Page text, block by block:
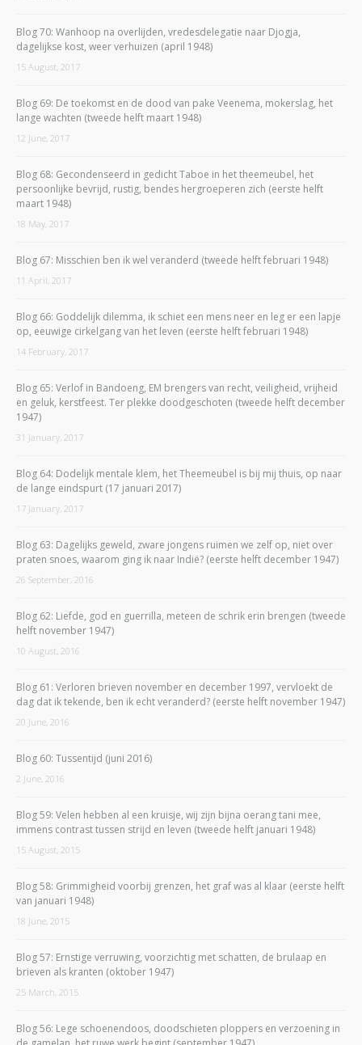
Blog 70: Wanhoop na overlijden, vredesdelegatie naar Djogja,
dagelijkse kost, weer verhuizen (april 1948)
15 August, 2017
Blog 69: De toekomst en de dood van pake Veenema, mokerslag, het
lange wachten (tweede helft maart 1948)
12 June, 2017
Blog 68: Gecondenseerd in gedicht Taboe in het theemeubel, het
persoonlijke bevrijd, rustig, bendes hergroeperen zich (eerste helft
maart 1948)
18 May, 2017
Blog 67: Misschien ben ik wel veranderd (tweede helft februari 1948)
11 April, 2017
Blog 66: Goddelijk dilemma, ik schiet een mens neer en leg er een lapje
op, eeuwige cirkelgang van het leven (eerste helft februari 1948)
14 February, 2017
Blog 65: Verlof in Bandoeng, EM brengers van recht, veiligheid, vrijheid
en geluk, kerstfeest. Ter plekke doodgeschoten (tweede helft december
1947)
31 January, 2017
Blog 64: Dodelijk mentale klem, het Theemeubel is bij mij thuis, op naar
de lange eindspurt (17 januari 2017)
17 January, 2017
Blog 63: Dagelijks geweld, zware jongens ruimen we zelf op, niet over
praten snoes, waarom ging ik naar Indië? (eerste helft december 1947)
26 September, 2016
Blog 62: Liefde, god en guerrilla, meteen de schrik erin brengen (tweede
helft november 1947)
10 August, 2016
Blog 61: Verloren brieven november en december 1997, vervloekt de
dag dat ik tekende, ben ik echt veranderd? (eerste helft november 1947)
20 June, 2016
Blog 60: Tussentijd (juni 2016)
2 June, 2016
Blog 59: Velen hebben al een kruisje, wij zijn bijna oerang tani mee,
immens contrast tussen strijd en leven (tweede helft januari 1948)
15 August, 2015
Blog 58: Grimmigheid voorbij grenzen, het graf was al klaar (eerste helft
van januari 1948)
18 June, 2015
Blog 57: Ernstige verruwing, voorzichtig met schatten, de brulaap en
brieven als kranten (oktober 1947)
25 March, 2015
Blog 56: Lege schoenendoos, doodschieten ploppers en verzoening in